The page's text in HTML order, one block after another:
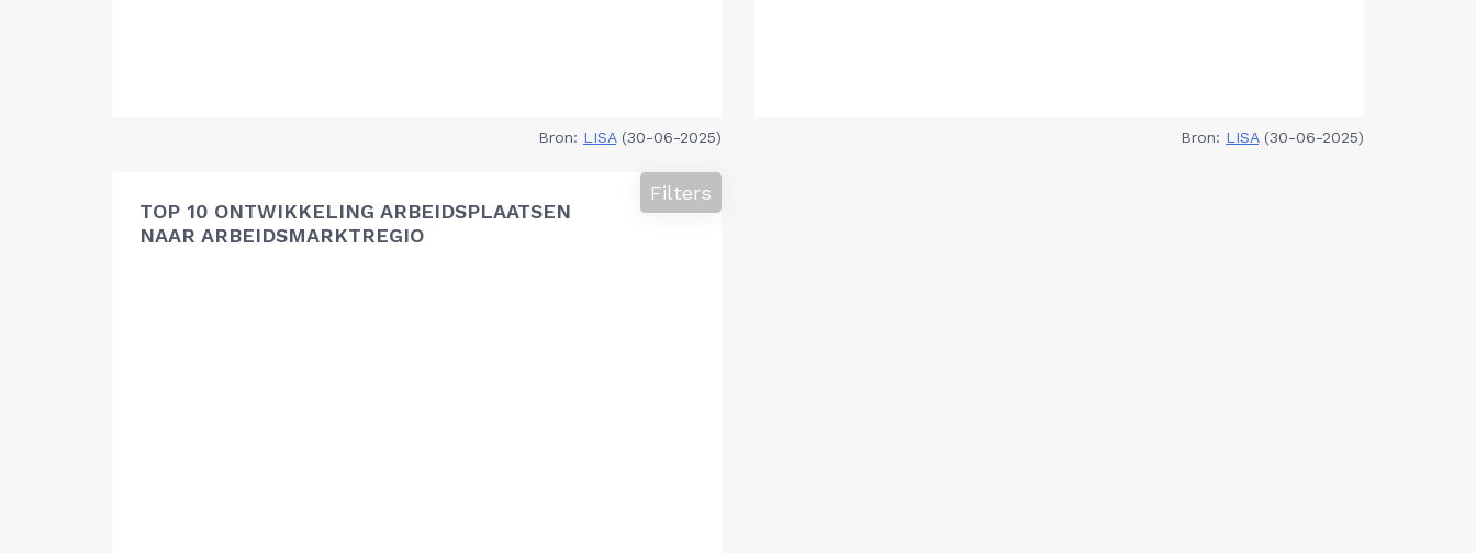
Bron: LISA(30-06-2025) Bron: LISA(30-06-2025)
TOP 10 ONTWIKKELING ARBEIDSPLAATSEN
NAAR ARBEIDSMARKTREGIO
Filters